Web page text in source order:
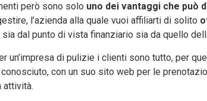
però sono solo uno dei vantaggi che può
l’azienda alla quale vuoi affiliarti di solito
sia dal punto di vista finanziario sia da quello
un’impresa di pulizie i clienti sono tutto, per
con un suo sito web per le
attività.